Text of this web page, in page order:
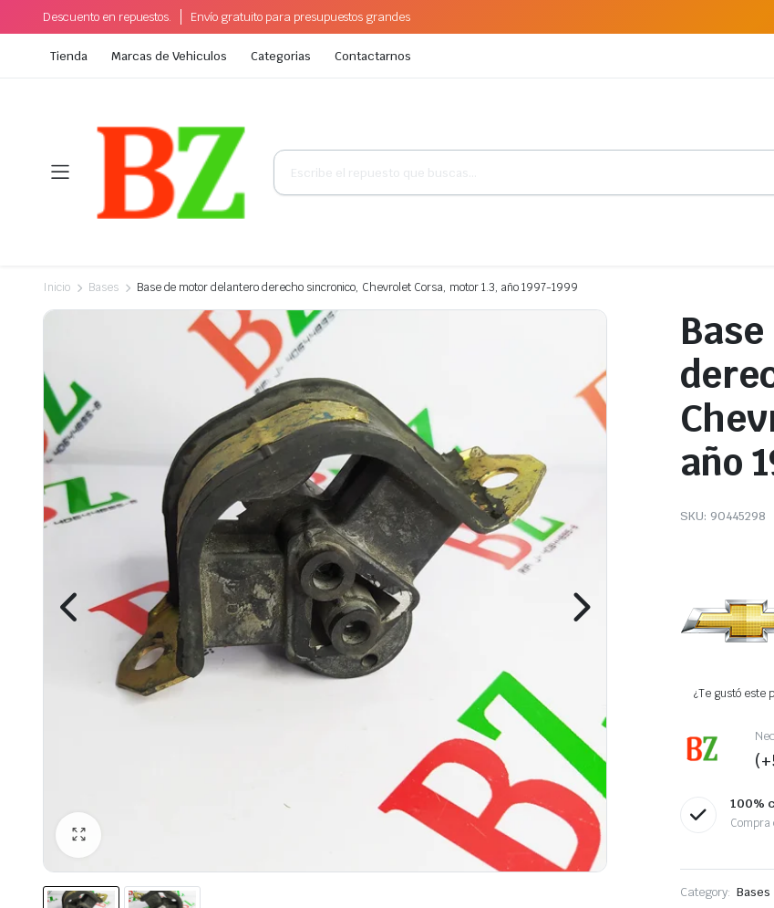
Descuento en repuestos. Envío gratuito para presupuestos grandes
Tienda Marcas de Vehiculos Categorias Contactarnos
Búsqueda
productos
Inicio Bases Base de motor delantero derecho sincronico, Chevrolet Corsa, motor 1.3, año 1997-1999
año
SKU: 90445298
¿Te gustó este
100%
Compra
Category: Bases